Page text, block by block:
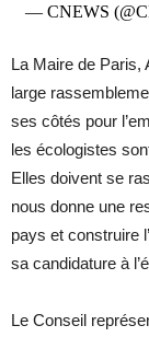
— CNEWS
La Maire de Paris,
large
ses côtés pour
les écologistes
Elles doivent se
nous donne une
pays et construire
sa candidature à
Le Conseil